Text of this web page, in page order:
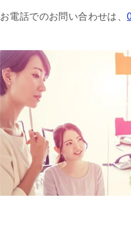
お電話でのお問い合わせは、